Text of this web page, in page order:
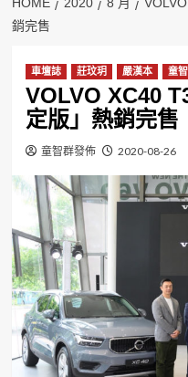
銷完售
車壇誌 莊玟玥 嚴漢本 童
VOLVO XC40
定版」熱銷完售
童智群發佈 2020-08-26